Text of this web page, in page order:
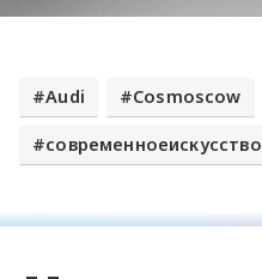
Audi Cosmoscow
современноеискусство